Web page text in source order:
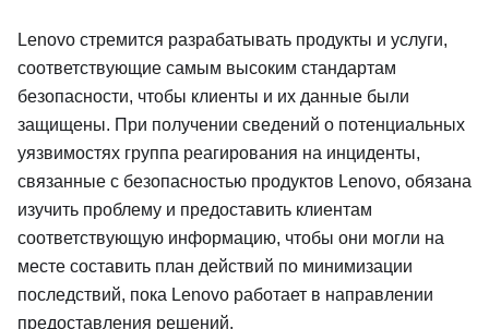
Lenovo стремится разрабатывать продукты и услуги,
соответствующие самым высоким стандартам
безопасности, чтобы клиенты и их данные были
защищены. При получении сведений о потенциальных
уязвимостях группа реагирования на инциденты,
связанные с безопасностью продуктов Lenovo, обязана
изучить проблему и предоставить клиентам
соответствующую информацию, чтобы они могли на
месте составить план действий по минимизации
последствий, пока Lenovo работает в направлении
предоставления решений.